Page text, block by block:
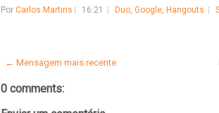
Por Carlos Martins 16:21 Duo, Google, Hangouts
← Mensagem mais recente
0 comments: